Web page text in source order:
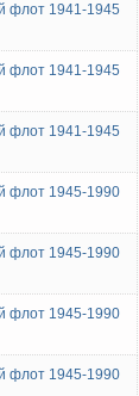
флот 1941-1945
флот 1941-1945
флот 1941-1945
флот 1945-1990
флот 1945-1990
флот 1945-1990
флот 1945-1990